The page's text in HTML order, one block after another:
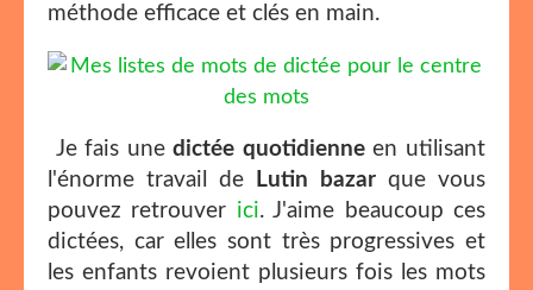
méthode efficace et clés en main.
Je fais unedictée quotidienneen utilisant
l'énorme travail de
Lutin bazar que vous
pouvez retrouver ici. J'aime beaucoup ces
dictées, car elles sont très progressives et
les enfants revoient plusieurs fois les mots